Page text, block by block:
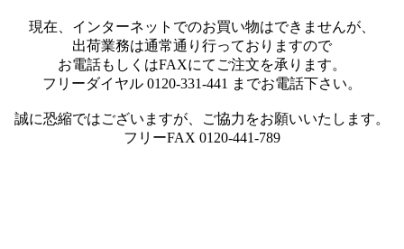
現在、インターネットでのお買い物はできませんが、
出荷業務は通常通り行っておりますので
お電話もしくはFAXにてご注文を承ります。
フリーダイヤル 0120-331-441 までお電話下さい。
誠に恐縮ではございますが、ご協力をお願いいたします。
フリーFAX 0120-441-789